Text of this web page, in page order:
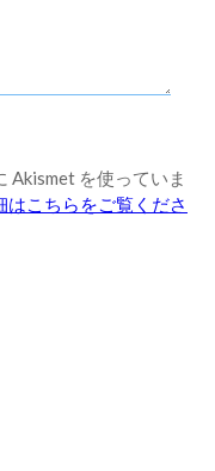
Akismet を使っていま
こちらをご覧くださ